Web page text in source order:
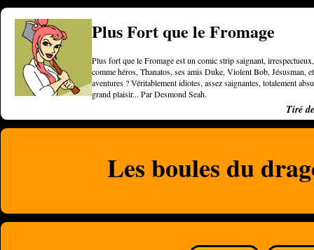
Plus Fort que le Fromage
Plus fort que le Fromage est un comic strip saignant,
comme héros, Thanatos, ses amis Duke, Violent Bob, Jésusman,
aventures ? Véritablement idiotes, assez saignantes, totalement
grand plaisir... Par Desmond Seah.
Tiré
Les boules du